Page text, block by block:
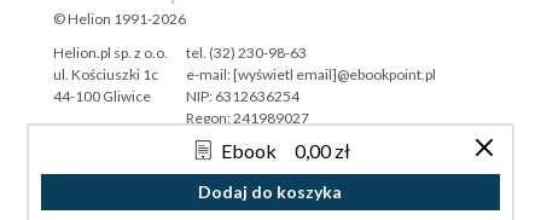
Ebook 0,00 zł
Dodaj do koszyka
Tonik.pl
© Helion 1991-2026
Helion.pl sp. z o.o.
ul. Kościuszki 1c
44-100 Gliwice
tel. (32) 230-98-63
e-mail:[wyświetl email]@ebookpoint.pl
NIP: 6312636254
Regon: 241989027